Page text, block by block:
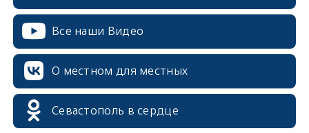
Все наши Видео
О местном для местных
Севастополь в сердце